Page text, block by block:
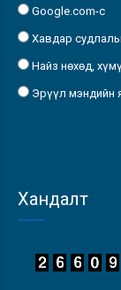
Google.com-с
Хавдар
Найз нөхөд,
Эрүүл мэндийн
Хандалт